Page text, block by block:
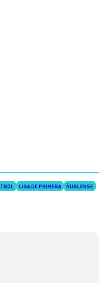
LIGA DE PRIMERA
ÑUBLENSE